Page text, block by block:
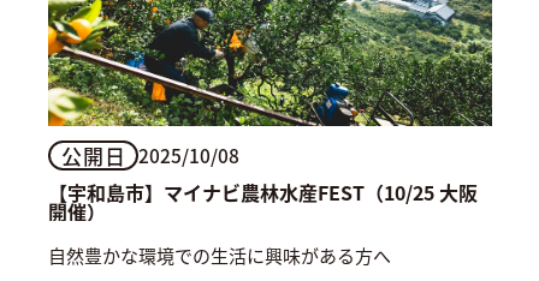
公開日 2025/10/08
【宇和島市】マイナビ農林水産FEST（10/25 大阪
開催）
自然豊かな環境での生活に興味がある方へ